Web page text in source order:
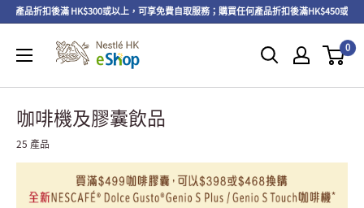
產品折扣後滿 HK$300或以上，可享免費自取服務；購買任何產品折扣後滿HK$450或以
0
咖啡機及膠囊飲品
25 產品